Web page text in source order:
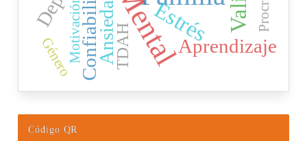
Estrés
ConfiabilidadAnsiedad Aprendizaje
TDAH
Motivación
Género
Código QR